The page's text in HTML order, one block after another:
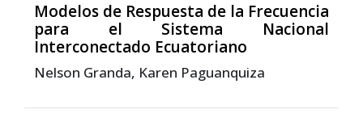
Modelos de Respuesta de la Frecuencia
para el Sistema Nacional
Interconectado Ecuatoriano
Nelson Granda, Karen Paguanquiza